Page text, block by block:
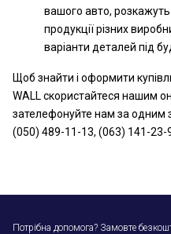
вашого авто, розкажуть
продукції різних
варіанти деталей під
Щоб знайти і оформити
WALL скористайтеся нашим
зателефонуйте нам за одним
(050) 489-11-13, (063) 141-23-
Потрібна допомога? Замовте